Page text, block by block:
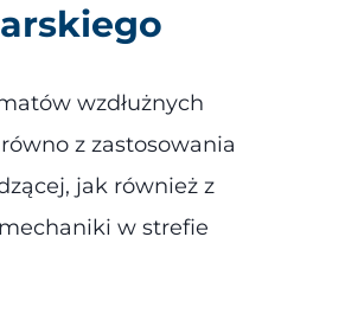
wzdłużnych
z zastosowania
jak również z
w strefie